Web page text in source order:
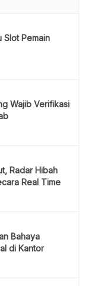
Slot Pemain
Wajib Verifikasi
Radar Hibah
Real Time
Bahaya
di Kantor